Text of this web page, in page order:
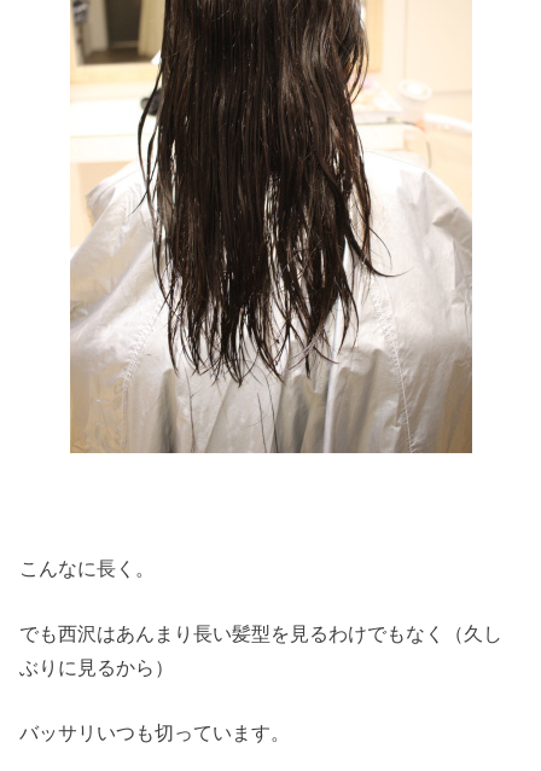
こんなに長く。
でも西沢はあんまり長い髪型を見るわけでもなく（久し
ぶりに見るから）
バッサリいつも切っています。